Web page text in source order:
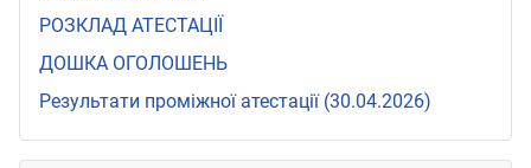
РОЗКЛАД АТЕСТАЦІЇ
ДОШКА ОГОЛОШЕНЬ
Результати проміжної атестації (30.04.2026)